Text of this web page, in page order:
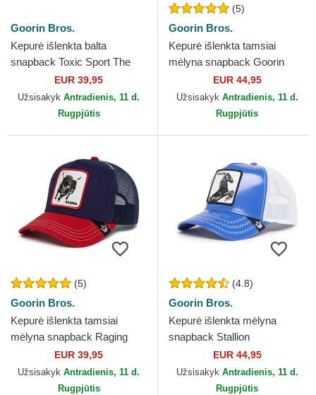
Goorin Bros.
Kepurė išlenkta balta
snapback Toxic Sport The
Farm Goorin Bros.
EUR 39,95
Užsisakyk Antradienis, 11 d.
Rugpjūtis
(5)
Goorin Bros.
Kepurė išlenkta tamsiai
mėlyna snapback Goorin
Bros. Butterfly Hyper Active
Flora Fauna The Farm...
EUR 44,95
Užsisakyk Antradienis, 11 d.
Rugpjūtis
(5)
Goorin Bros.
Kepurė išlenkta tamsiai
mėlyna snapback Raging
Bull Fab Farm The Farm
Goorin Bros.
EUR 39,95
Užsisakyk Antradienis, 11 d.
Rugpjūtis
(4.8)
Goorin Bros.
Kepurė išlenkta mėlyna
snapback Stallion
Horsepower Puff Patent The
Farm Goorin Bros.
EUR 44,95
Užsisakyk Antradienis, 11 d.
Rugpjūtis